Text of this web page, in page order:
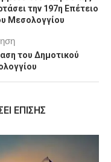
την 197η Επέτειο
Μεσολογγίου
του Δημοτικού
ΕΠΊΣΗΣ